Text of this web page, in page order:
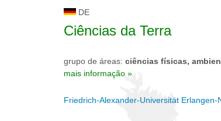
DE
Ciências da Terra
grupo de áreas: ciências físicas,
mais informação »
Friedrich-Alexander-Universität Erlangen-